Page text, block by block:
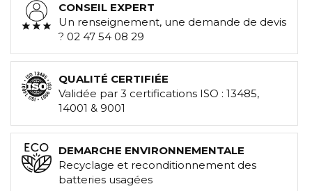
CONSEIL EXPERT
Un renseignement, une demande de devis
? 02 47 54 08 29
QUALITÉ CERTIFIÉE
Validée par 3 certifications ISO : 13485,
14001 & 9001
DEMARCHE ENVIRONNEMENTALE
Recyclage et reconditionnement des
batteries usagées